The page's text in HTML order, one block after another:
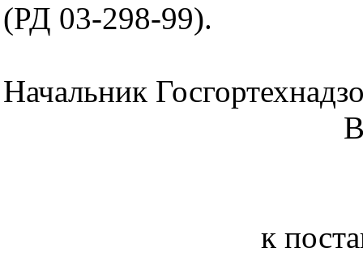
(РД 03-298-99).
Начальник
В.М.
к